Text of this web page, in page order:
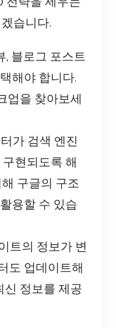
습니다.
, 블로그 포스트
해야 합니다.
업을 찾아보세
가 검색 엔진
현되도록 해
구글의 구조
용할 수 있습
트의 정보가 변
도 업데이트해
신 정보를 제공